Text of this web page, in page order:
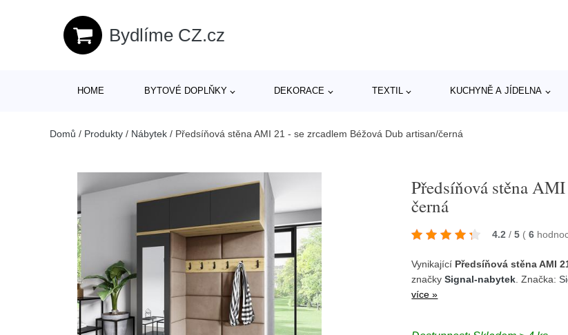
Bydlíme CZ.cz
HOME BYTOVÉ DOPLŇKY DEKORACE TEXTIL KUCHYNĚ A JÍDELNA
Domů / Produkty / Nábytek / Předsíňová stěna AMI 21 - se zrcadlem Béžová Dub artisan/černá
Předsíňová stěna
černá
4.2 / 5 ( 6
Vynikající Předsíňová stěna AMI
značkySignal-nabytek . Značka:
více »